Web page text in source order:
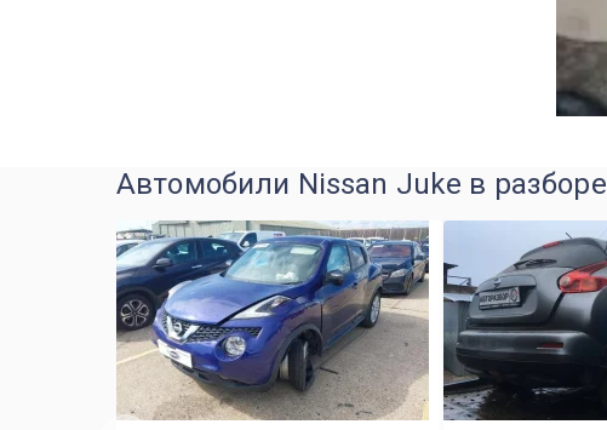
Автомобили Nissan Juke в разборе